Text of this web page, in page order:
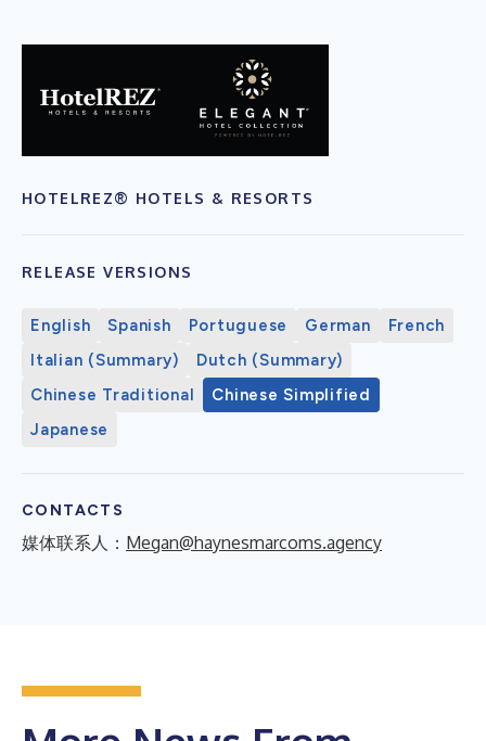
HOTELREZ® HOTELS & RESORTS
RELEASE VERSIONS
English Spanish Portuguese German
French
Italian (Summary)
Dutch (Summary)
Chinese Traditional
Chinese Simplified
Japanese
CONTACTS
媒体联系人： Megan@haynesmarcoms.agency